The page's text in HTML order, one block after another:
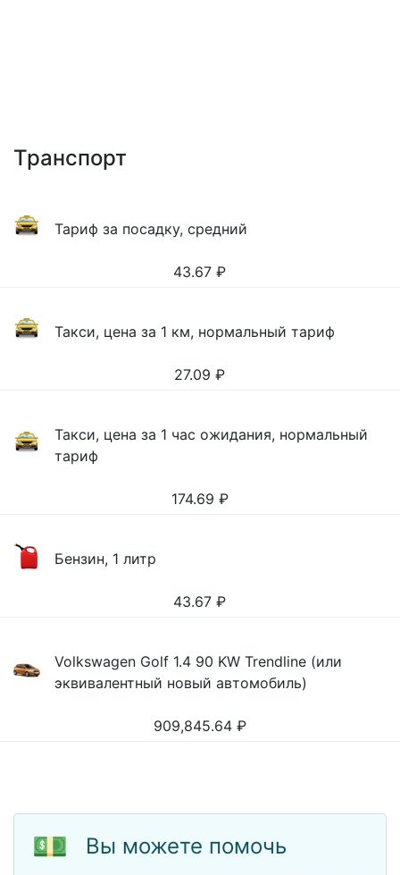
Транспорт
Тариф за посадку, средний
43.67 ₽
Такси, цена за 1 км, нормальный тариф
27.09 ₽
Такси, цена за 1 час ожидания, нормальный
тариф
174.69 ₽
Бензин, 1 литр
43.67 ₽
Volkswagen Golf 1.4 90 KW Trendline (или
эквивалентный новый автомобиль)
909,845.64 ₽
💵
Вы можете помочь